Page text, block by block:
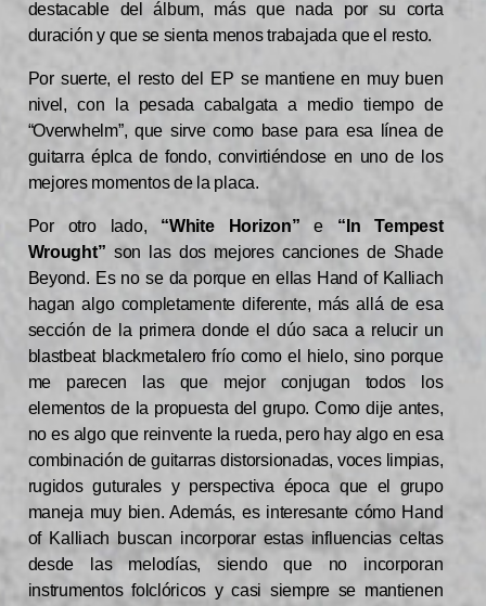
destacable del álbum, más que nada por su corta
duración y que se sienta menos trabajada que el resto.
Por suerte, el resto del EP se mantiene en muy buen
nivel, con la pesada cabalgata a medio tiempo de
“Overwhelm”, que sirve como base para esa línea de
guitarra épIca de fondo, convirtiéndose en uno de los
mejores momentos de la placa.
Por otro lado, “White Horizon” e “In Tempest
Wrought” son las dos mejores canciones de Shade
Beyond. Es no se da porque en ellas Hand of Kalliach
hagan algo completamente diferente, más allá de esa
sección de la primera donde el dúo saca a relucir un
blastbeat blackmetalero frío como el hielo, sino porque
me parecen las que mejor conjugan todos los
elementos de la propuesta del grupo. Como dije antes,
no es algo que reinvente la rueda, pero hay algo en esa
combinación de guitarras distorsionadas, voces limpias,
rugidos guturales y perspectiva época que el grupo
maneja muy bien. Además, es interesante cómo Hand
of Kalliach buscan incorporar estas influencias celtas
desde las melodías, siendo que no incorporan
instrumentos folclóricos y casi siempre se mantienen